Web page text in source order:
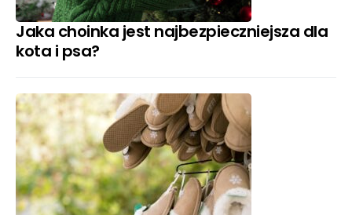
Jaka choinka jest najbezpieczniejsza dla
kota i psa?